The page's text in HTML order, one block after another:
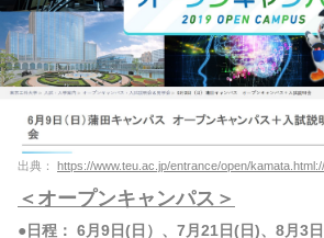
出典： https://www.teu.ac.jp/entrance/open/kamata.html://
＜オープンキャンパス＞
●日程： 6月9日(日）、7月21日(日)、8月3